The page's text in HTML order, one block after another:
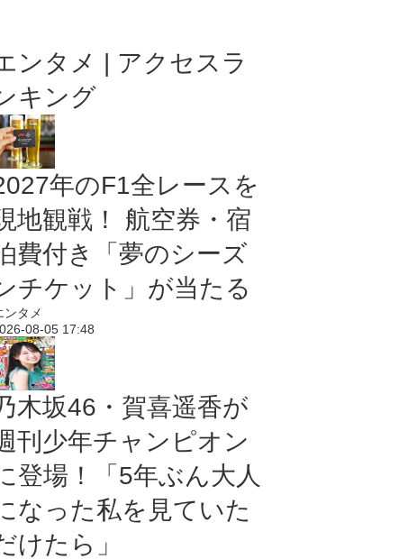
ンタメ | アクセスラ
キング
年のF1全レースを
地観戦！ 航空券・宿
費付き「夢のシーズ
チケット」が当たる
ンタメ
08-05 17:48
木坂46・賀喜遥香が
刊少年チャンピオン
登場！「5年ぶん大人
なった私を見ていた
けたら」